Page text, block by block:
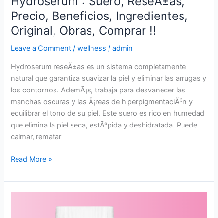
Precio, Beneficios, Ingredientes,
Original, Obras, Comprar !!
Leave a Comment /wellness /admin
Hydroserum reseÃ±as es un sistema completamente
natural que garantiza suavizar la piel y eliminar las arrugas y
los contornos. AdemÃ¡s, trabaja para desvanecer las
manchas oscuras y las Ã¡reas de hiperpigmentaciÃ³n y
equilibrar el tono de su piel. Este suero es rico en humedad
que elimina la piel seca, estÃºpida y deshidratada. Puede
calmar, rematar
Hydroserum
Suero,
ReseÃ±as,
Read More »